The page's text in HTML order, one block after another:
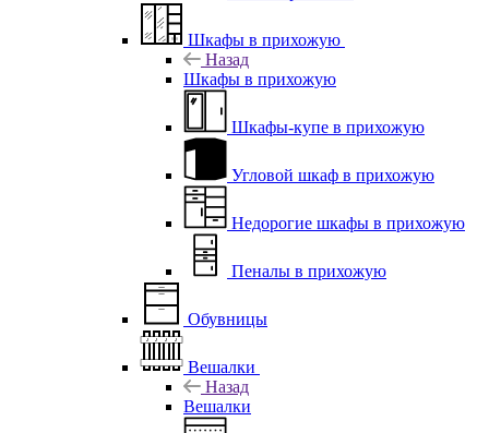
Шкафы в прихожую
Назад
Шкафы в прихожую
Шкафы-купе в прихожую
Угловой шкаф в прихожую
Недорогие шкафы в прихожую
Пеналы в прихожую
Обувницы
Вешалки
Назад
Вешалки